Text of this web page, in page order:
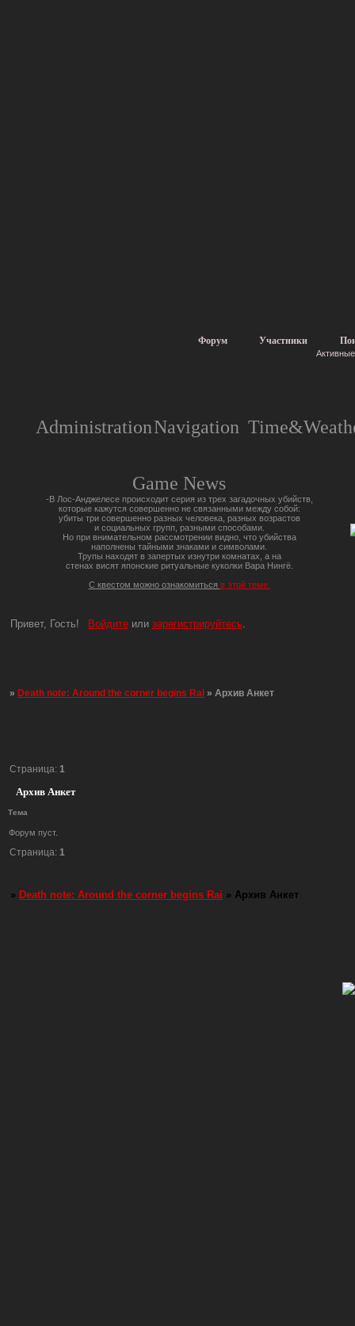
Форум Участники
AdministrationNavigation
Game News
-В Лос-Анджелесе происходит серия из трех загадочных убийств,
которые кажутся совершенно не связанными между собой:
убиты три совершенно разных человека, разных возрастов
и социальных групп, разными способами.
Но при внимательном рассмотрении видно, что убийства
наполнены тайными знаками и символами.
Трупы находят в запертых изнутри комнатах, а на
стенах висят японские ритуальные куколки Вара Нингё.
С квестом можно ознакомиться в этой теме.
Привет, Гость! Войдитеили зарегистрируйтесь.
»Death note: Around the corner begins Rai »Архив Анкет
Архив Анкет
Страница: 1
Тема
Форум пуст.
Страница:1
» Death note: Around the corner begins Rai » Архив Анкет